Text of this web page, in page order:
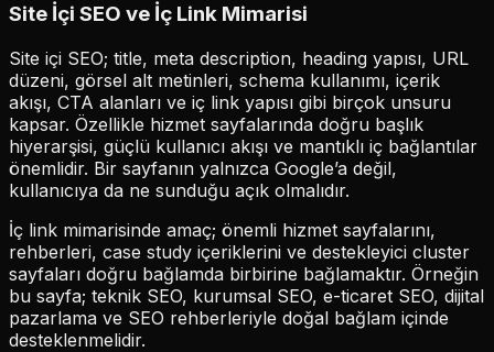
Site İçi SEO ve İç Link Mimarisi
Site içi SEO; title, meta description, heading yapısı, URL
düzeni, görsel alt metinleri, schema kullanımı, içerik
akışı, CTA alanları ve iç link yapısı gibi birçok unsuru
kapsar. Özellikle hizmet sayfalarında doğru başlık
hiyerarşisi, güçlü kullanıcı akışı ve mantıklı iç bağlantılar
önemlidir. Bir sayfanın yalnızca Google’a değil,
kullanıcıya da ne sunduğu açık olmalıdır.
İç link mimarisinde amaç; önemli hizmet sayfalarını,
rehberleri, case study içeriklerini ve destekleyici cluster
sayfaları doğru bağlamda birbirine bağlamaktır. Örneğin
bu sayfa; teknik SEO, kurumsal SEO, e-ticaret SEO, dijital
pazarlama ve SEO rehberleriyle doğal bağlam içinde
desteklenmelidir.